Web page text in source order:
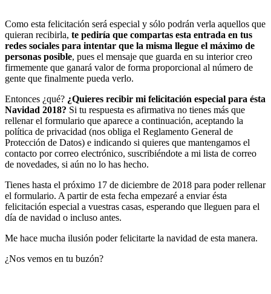
Como esta felicitación será especial y sólo podrán verla aquellos que
quieran recibirla, te pediría que compartas esta entrada en tus
redes sociales para intentar que la misma llegue el máximo de
personas posible, pues el mensaje que guarda en su interior creo
firmemente que ganará valor de forma proporcional al número de
gente que finalmente pueda verlo.
Entonces ¿qué? ¿Quieres recibir mi felicitación especial para ésta
Navidad 2018? Si tu respuesta es afirmativa no tienes más que
rellenar el formulario que aparece a continuación, aceptando la
política de privacidad (nos obliga el Reglamento General de
Protección de Datos) e indicando si quieres que mantengamos el
contacto por correo electrónico, suscribiéndote a mi lista de correo
de novedades, si aún no lo has hecho.
Tienes hasta el próximo 17 de diciembre de 2018 para poder rellenar
el formulario. A partir de esta fecha empezaré a enviar ésta
felicitación especial a vuestras casas, esperando que lleguen para el
día de navidad o incluso antes.
Me hace mucha ilusión poder felicitarte la navidad de esta manera.
¿Nos vemos en tu buzón?